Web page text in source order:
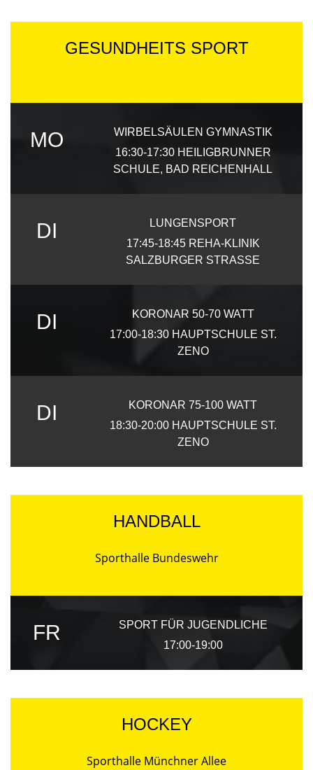
GESUNDHEITS SPORT
MO
WIRBELSÄULEN GYMNASTIK
16:30-17:30 HEILIGBRUNNER
SCHULE, BAD REICHENHALL
DI
LUNGENSPORT
17:45-18:45 REHA-KLINIK
SALZBURGER STRASSE
DI
KORONAR 50-70 WATT
17:00-18:30 HAUPTSCHULE ST.
ZENO
DI
KORONAR 75-100 WATT
18:30-20:00 HAUPTSCHULE ST.
ZENO
HANDBALL
Sporthalle Bundeswehr
FR
SPORT FÜR JUGENDLICHE
17:00-19:00
HOCKEY
Sporthalle Münchner Allee